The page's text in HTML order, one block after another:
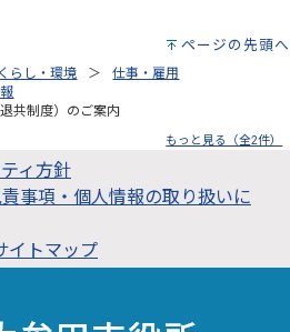
ページの先頭へ
くらし・環境
仕事・雇用
共制度）のご案内
もっと見る（全2件）
ィ方針
事項・個人情報の取り扱いに
イトマップ